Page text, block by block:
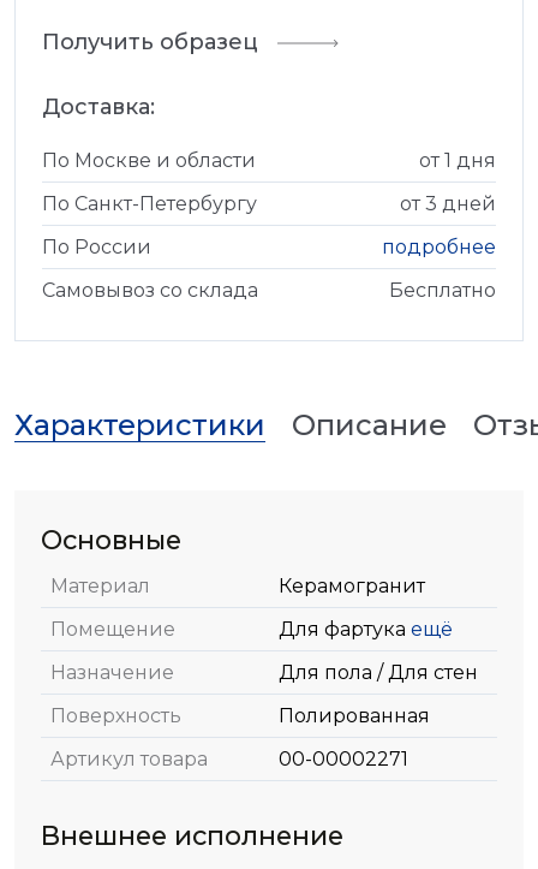
Получить образец
Доставка:
По Москве и области
от 1 дня
По Санкт-Петербургу
от 3 дней
По России
подробнее
Самовывоз со склада
Бесплатно
Характеристики Описание
Основные
Материал
Керамогранит
Помещение
Для фартука ещё
Назначение
Для пола / Для стен
Поверхность
Полированная
Артикул товара
00-00002271
Внешнее исполнение